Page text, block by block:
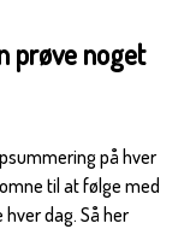
prøve noget
på hver
til at følge med
dag. Så her